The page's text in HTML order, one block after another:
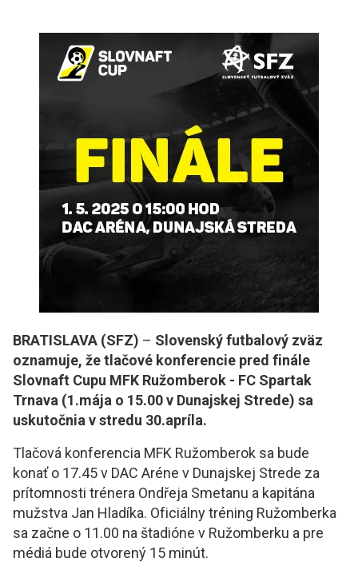
BRATISLAVA (SFZ) – Slovenský futbalový zväz
oznamuje, že tlačové konferencie pred finále
Slovnaft Cupu MFK Ružomberok - FC Spartak
Trnava (1.mája o 15.00 v Dunajskej Strede) sa
uskutočnia v stredu 30.apríla.
Tlačová konferencia MFK Ružomberok sa bude
konať o 17.45 v DAC Aréne v Dunajskej Strede za
prítomnosti trénera Ondřeja Smetanu a kapitána
mužstva Jan Hladíka. Oficiálny tréning Ružomberka
sa začne o 11.00 na štadióne v Ružomberku a pre
médiá bude otvorený 15 minút.